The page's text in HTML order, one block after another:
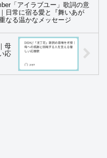
「アイラブユー」歌詞の意
日常に宿る愛と『舞いあが
なる温かなメッセージ
母
応